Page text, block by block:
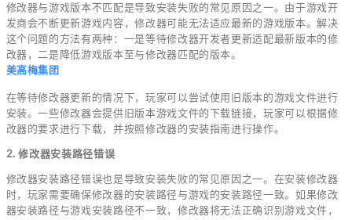
修改器与游戏版本不匹配是导致安装失败的常见原因之一。由于游戏开
发商会不断更新游戏内容，修改器可能无法适应最新的游戏版本。解决
这个问题的方法有两种：一是等待修改器开发者更新适配最新版本的修
改器，二是降低游戏版本至与修改器匹配的版本。
美高梅集团
在等待修改器更新的情况下，玩家可以尝试使用旧版本的游戏文件进行
安装。一些修改器会提供旧版本游戏文件的下载链接，玩家可以根据修
改器的要求进行下载，并按照修改器的安装指南进行操作。
2. 修改器安装路径错误
修改器安装路径错误也是导致安装失败的常见原因之一。在安装修改器
时，玩家需要确保修改器的安装路径与游戏的安装路径一致。如果修改
器安装路径与游戏安装路径不一致，修改器将无法正确识别游戏文件，